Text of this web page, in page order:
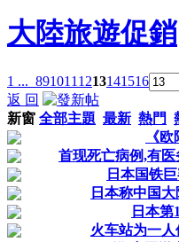
大陸旅遊促銷
1 ... 891011 1213141516
返 回
新窗 全部主題 最新 熱門
《
首现死亡病例,有
日本国铁
日本称中国
日本
火车站为一